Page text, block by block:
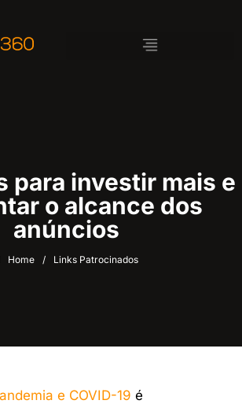
para investir mais e
o alcance dos
anúncios
Home / Links Patrocinados
e COVID-19 é